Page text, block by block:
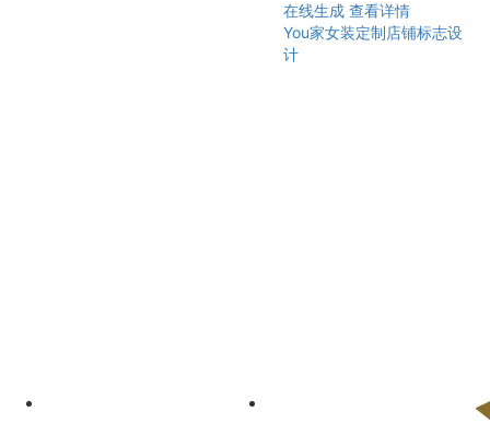
在线生成 查看详情
You家女装定制店铺标志设
计